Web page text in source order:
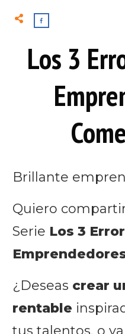
Los 3
Brillante
Quiero
Serie Los 3
¿Deseas crear
rentable